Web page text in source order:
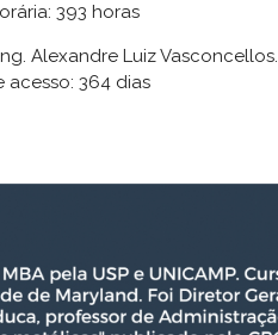
393 horas
Alexandre Luiz Vasconcellos.
acesso: 364 dias